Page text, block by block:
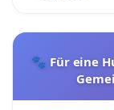
🐾 Für eine